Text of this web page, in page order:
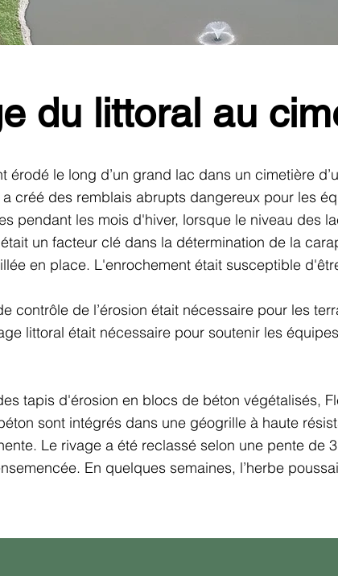
du littoral au
érodé le long d’un grand lac dans un cimetière
créé des remblais abrupts dangereux pour les
pendant les mois d'hiver, lorsque le niveau des
un facteur clé dans la détermination de la
en place. L'enrochement était susceptible
contrôle de l’érosion était nécessaire pour les
littoral était nécessaire pour soutenir les
tapis d'érosion en blocs de béton végétalisés,
sont intégrés dans une géogrille à haute
Le rivage a été reclassé selon une pente de
En quelques semaines, l’herbe